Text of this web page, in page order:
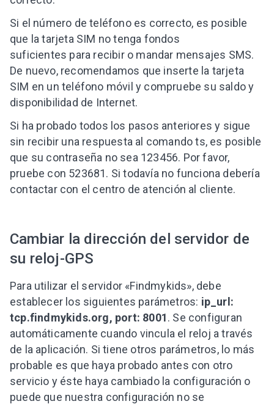
Si el número de teléfono es correcto, es posible
que la tarjeta SIM no tenga fondos
suficientes para recibir o mandar mensajes SMS.
De nuevo, recomendamos que inserte la tarjeta
SIM en un teléfono móvil y compruebe su saldo y
disponibilidad de Internet.
Si ha probado todos los pasos anteriores y sigue
sin recibir una respuesta al comando ts, es posible
que su contraseña no sea 123456. Por favor,
pruebe con 523681. Si todavía no funciona debería
contactar con el centro de atención al cliente.
Cambiar la dirección del servidor de
su reloj-GPS
Para utilizar el servidor «Findmykids», debe
establecer los siguientes parámetros: ip_url:
tcp.findmykids.org, port: 8001. Se configuran
automáticamente cuando vincula el reloj a través
de la aplicación. Si tiene otros parámetros, lo más
probable es que haya probado antes con otro
servicio y éste haya cambiado la configuración o
puede que nuestra configuración no se